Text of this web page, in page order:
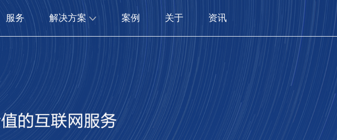
服务 解决方案 案例 关于 资讯